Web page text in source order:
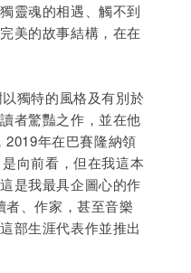
靈魂的相遇、觸不到
美的故事結構，在在
獨特的風格及有別於
者驚豔之作，並在他
年在巴賽隆納領
向前看，但在我這本
是我最具企圖心的作
、作家，甚至音樂
部生涯代表作並推出